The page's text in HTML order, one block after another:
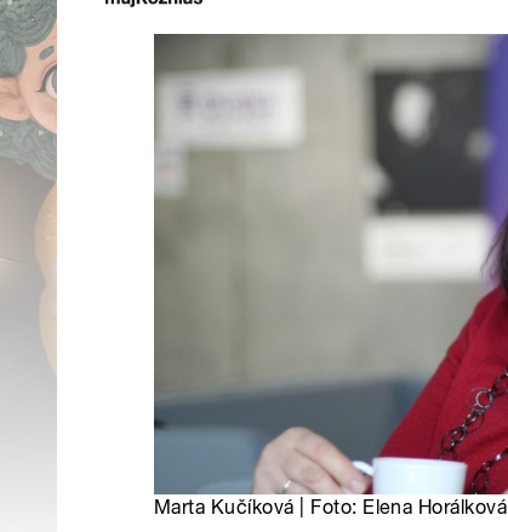
Marta Kučíková | Foto: Elena Horálková